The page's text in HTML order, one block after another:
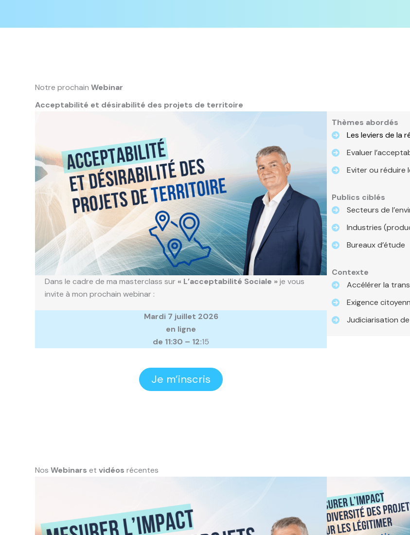
Notre prochain Webinar
Acceptabilité et désirabilité des projets de territoire
Dans le cadre de ma masterclass sur « L’acceptabilité Sociale »je vous
invite à mon prochain webinar :
Mardi 7 juillet 2026
en ligne
de 11:30 – 12:15
Je m’inscris
Thèmes abordés
Les leviers de la
Evaluer
Eviter ou réduire
Publics ciblés
Secteurs de
Industries
Bureaux d’étude
Contexte
Accélérer la
Exigence
Judiciarisation
Nos Webinars et vidéos récentes